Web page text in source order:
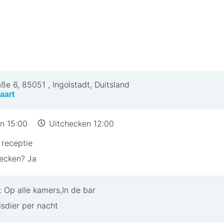
rondom het hotel
Ingolstadt aan vanwege de ideale combinatie van
voor een ontspannen stedentrip, een
6, 85051 , Ingolstadt, Duitsland
15:00
Uitchecken 12:00
Ja
Op alle kamers,In de bar
per nacht